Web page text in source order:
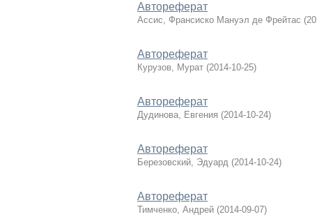
Автореферат
Ассис, Франсиско Мануэл де Фрейтас (
Автореферат
Курузов, Мурат (2014-10-25)
Автореферат
Дудинова, Евгения (2014-10-24)
Автореферат
Березовский, Эдуард (2014-10-24)
Автореферат
Тимченко, Андрей (2014-09-07)